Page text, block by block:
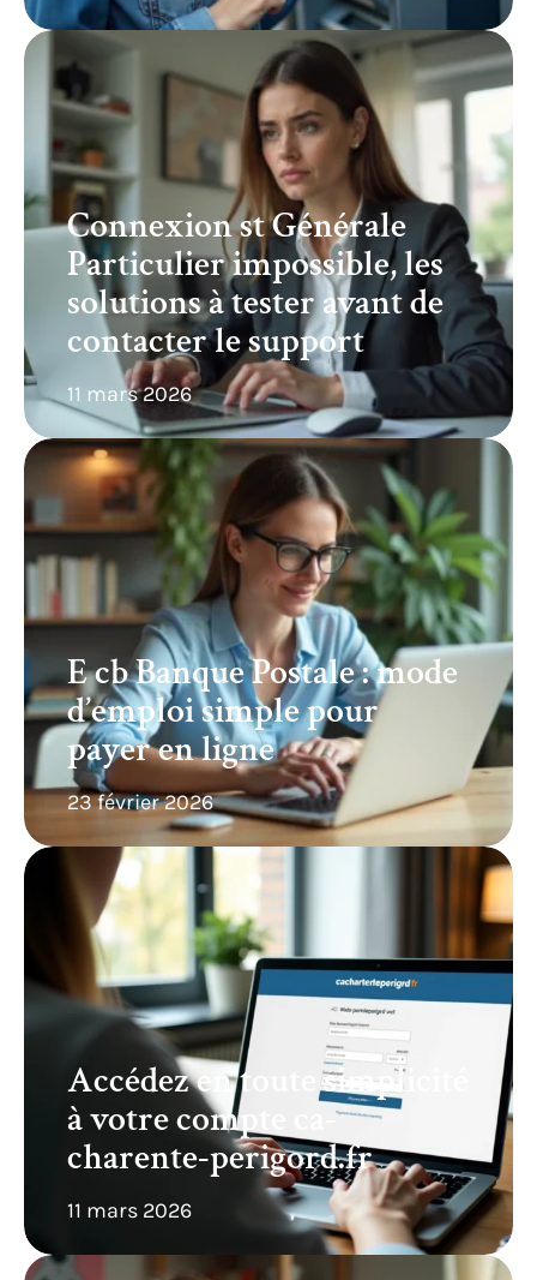
Connexion st Générale
Particulier impossible, les
solutions à tester avant de
contacter le support
11 mars 2026
E cb Banque Postale : mode
d’emploi simple pour
payer en ligne
23 février 2026
Accédez en toute simplicité
à votre compte ca-
charente-perigord.fr
11 mars 2026